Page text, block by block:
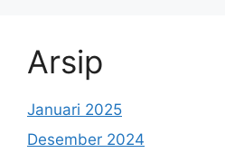
Arsip
Januari 2025
Desember 2024